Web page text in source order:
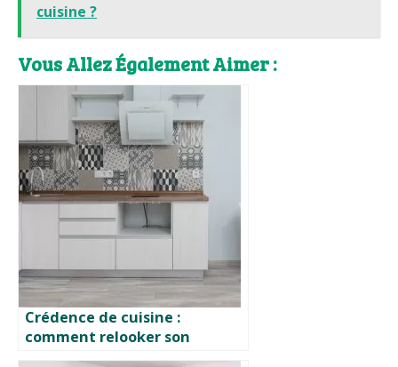
cuisine ?
Vous Allez Également Aimer :
Crédence de cuisine :
comment relooker son
carrelage ?